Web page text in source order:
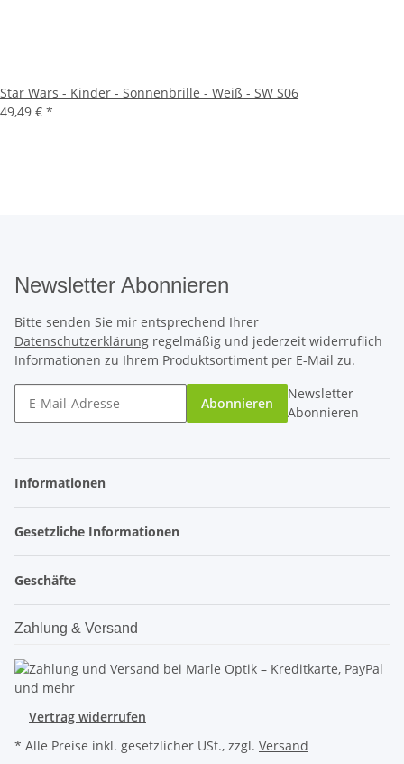
Star Wars - Kinder - Sonnenbrille - Weiß - SW S06
49,49 € *
Newsletter Abonnieren
Bitte senden Sie mir entsprechend Ihrer
Datenschutzerklärung regelmäßig und jederzeit widerruflich
Informationen zu Ihrem Produktsortiment per E-Mail zu.
Abonnieren
Newsletter
Abonnieren
Informationen
Gesetzliche Informationen
Geschäfte
Zahlung & Versand
Vertrag widerrufen
* Alle Preise inkl. gesetzlicher USt., zzgl. Versand